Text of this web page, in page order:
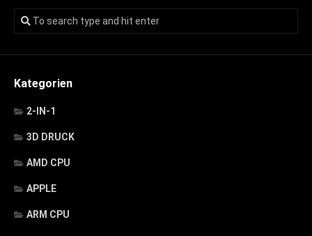
Kategorien
2-IN-1
3D DRUCK
AMD CPU
APPLE
ARM CPU